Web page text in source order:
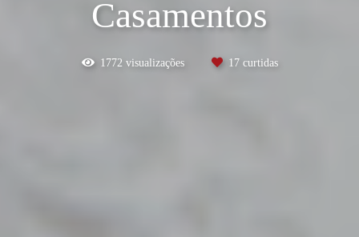
Casamentos
1772 visualizações 17curtidas